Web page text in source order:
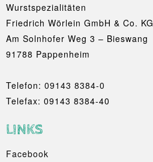
Wurstspezialitäten
Friedrich Wörlein GmbH & Co. KG
Am Solnhofer Weg 3 – Bieswang
91788 Pappenheim
Telefon: 09143 8384-0
Telefax: 09143 8384-40
LINKS
Facebook